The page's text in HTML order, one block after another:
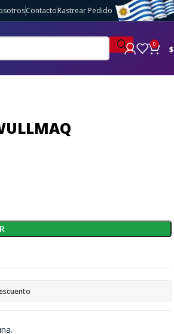
ContactoRastrear Pedido
0 $